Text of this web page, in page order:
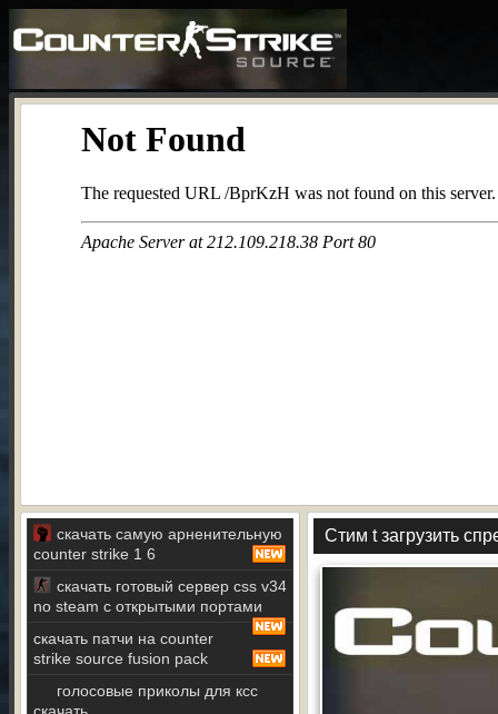
скачать самую арненительную
counter strike 1 6
скачать готовый сервер css v34
no steam с открытыми портами
скачать патчи на counter
strike source fusion pack
голосовые приколы для ксс
Стим t загрузить